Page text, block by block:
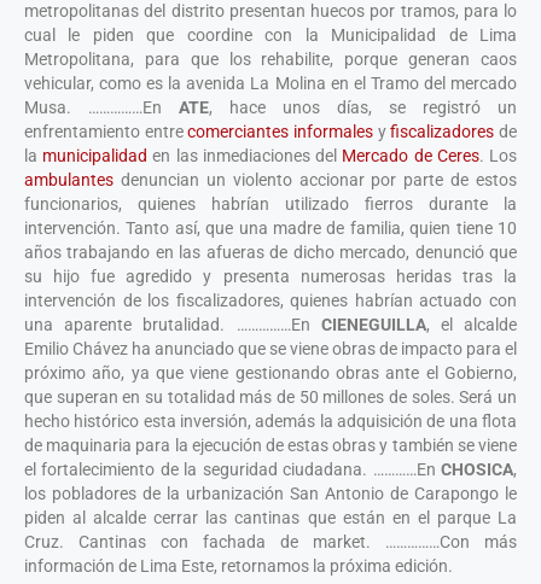
metropolitanas del distrito presentan huecos por tramos, para lo
cual le piden que coordine con la Municipalidad de Lima
Metropolitana, para que los rehabilite, porque generan caos
vehicular, como es la avenida La Molina en el Tramo del mercado
Musa. ……………En ATE, hace unos días, se registró un
enfrentamiento entrecomerciantes informales yfiscalizadores de
la municipalidad en las inmediaciones del Mercado de Ceres. Los
ambulantes denuncian un violento accionar por parte de estos
funcionarios, quienes habrían utilizado fierros durante la
intervención. Tanto así, que una madre de familia, quien tiene 10
años trabajando en las afueras de dicho mercado, denunció que
su hijo fue agredido y presenta numerosas heridas tras la
intervención de los fiscalizadores, quienes habrían actuado con
una aparente brutalidad. ……………En CIENEGUILLA, el alcalde
Emilio Chávez ha anunciado que se viene obras de impacto para el
próximo año, ya que viene gestionando obras ante el Gobierno,
que superan en su totalidad más de 50 millones de soles. Será un
hecho histórico esta inversión, además la adquisición de una flota
de maquinaria para la ejecución de estas obras y también se viene
el fortalecimiento de la seguridad ciudadana. …………En CHOSICA,
los pobladores de la urbanización San Antonio de Carapongo le
piden al alcalde cerrar las cantinas que están en el parque La
Cruz. Cantinas con fachada de market. ……………Con más
información de Lima Este, retornamos la próxima edición.